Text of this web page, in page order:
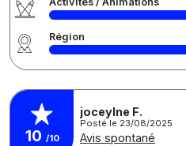
Région
10 /10
joceylne F.
Posté le 23/08/2025
Avis spontané